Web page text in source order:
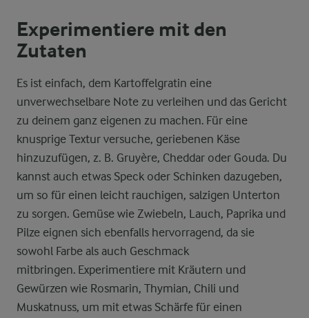
Experimentiere mit den
Zutaten
Es ist einfach, dem Kartoffelgratin eine
unverwechselbare Note zu verleihen und das Gericht
zu deinem ganz eigenen zu machen. Für eine
knusprige Textur versuche, geriebenen Käse
hinzuzufügen, z. B. Gruyère, Cheddar oder Gouda. Du
kannst auch etwas Speck oder Schinken dazugeben,
um so für einen leicht rauchigen, salzigen Unterton
zu sorgen. Gemüse wie Zwiebeln, Lauch, Paprika und
Pilze eignen sich ebenfalls hervorragend, da sie
sowohl Farbe als auch Geschmack
mitbringen. Experimentiere mit Kräutern und
Gewürzen wie Rosmarin, Thymian, Chili und
Muskatnuss, um mit etwas Schärfe für einen